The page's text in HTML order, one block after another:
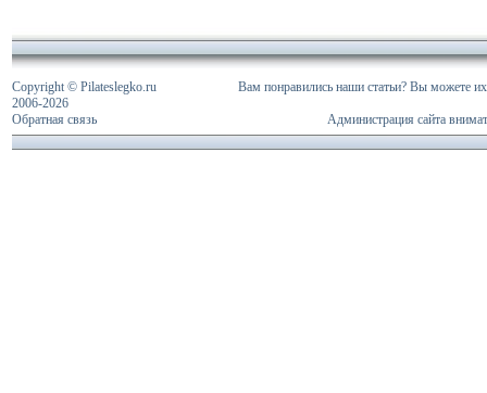
Copyright © Pilateslegko.ru
2006-2026
Обратная связь
Вам понравились наши статьи? Вы можете их
Администрация сайта